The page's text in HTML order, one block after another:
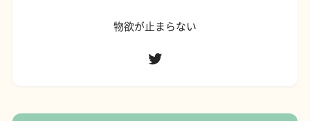
物欲が止まらない